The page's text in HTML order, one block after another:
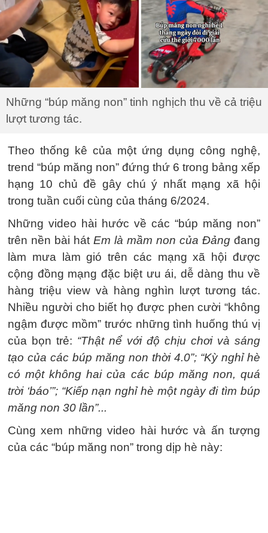
Những “búp măng non” tinh nghịch thu về cả triệu
lượt tương tác.
Theo thống kê của một ứng dụng công nghệ,
trend “búp măng non” đứng thứ 6 trong bảng xếp
hạng 10 chủ đề gây chú ý nhất mạng xã hội
trong tuần cuối cùng của tháng 6/2024.
Những video hài hước về các “búp măng non”
trên nền bài hát Em là mầm non của Đảng đang
làm mưa làm gió trên các mạng xã hội được
cộng đồng mạng đặc biệt ưu ái, dễ dàng thu về
hàng triệu view và hàng nghìn lượt tương tác.
Nhiều người cho biết họ được phen cười “không
ngậm được mồm” trước những tình huống thú vị
của bọn trẻ: “Thật nể với độ chịu chơi và sáng
tạo của các búp măng non thời 4.0”; “Kỳ nghỉ hè
có một không hai của các búp măng non, quá
trời ‘báo’”; “Kiếp nạn nghỉ hè một ngày đi tìm búp
măng non 30 lần”...
Cùng xem những video hài hước và ấn tượng
của các “búp măng non” trong dịp hè này: